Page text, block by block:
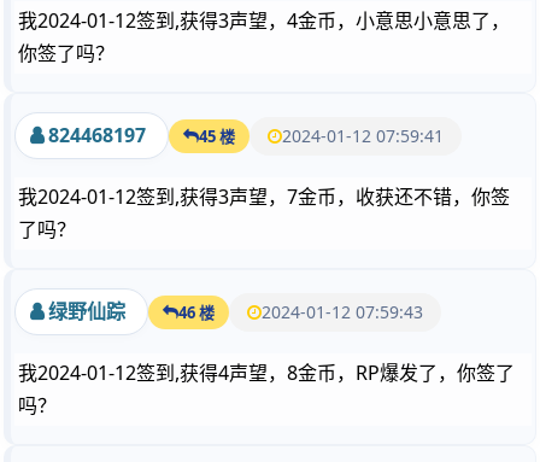
我2024-01-12签到,获得3声望，4金币，小意思小意思了，
你签了吗？
824468197 45 楼 2024-01-12 07:59:41
我2024-01-12签到,获得3声望，7金币，收获还不错，你签
了吗？
绿野仙踪 46 楼 2024-01-12 07:59:43
我2024-01-12签到,获得4声望，8金币，RP爆发了，你签了
吗？